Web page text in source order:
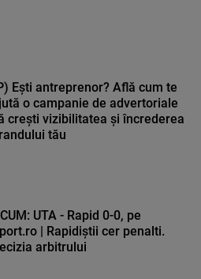
o campanie de advertoriale
crești vizibilitatea și încrederea
tău
| Rapidiștii cer penalti.
arbitrului